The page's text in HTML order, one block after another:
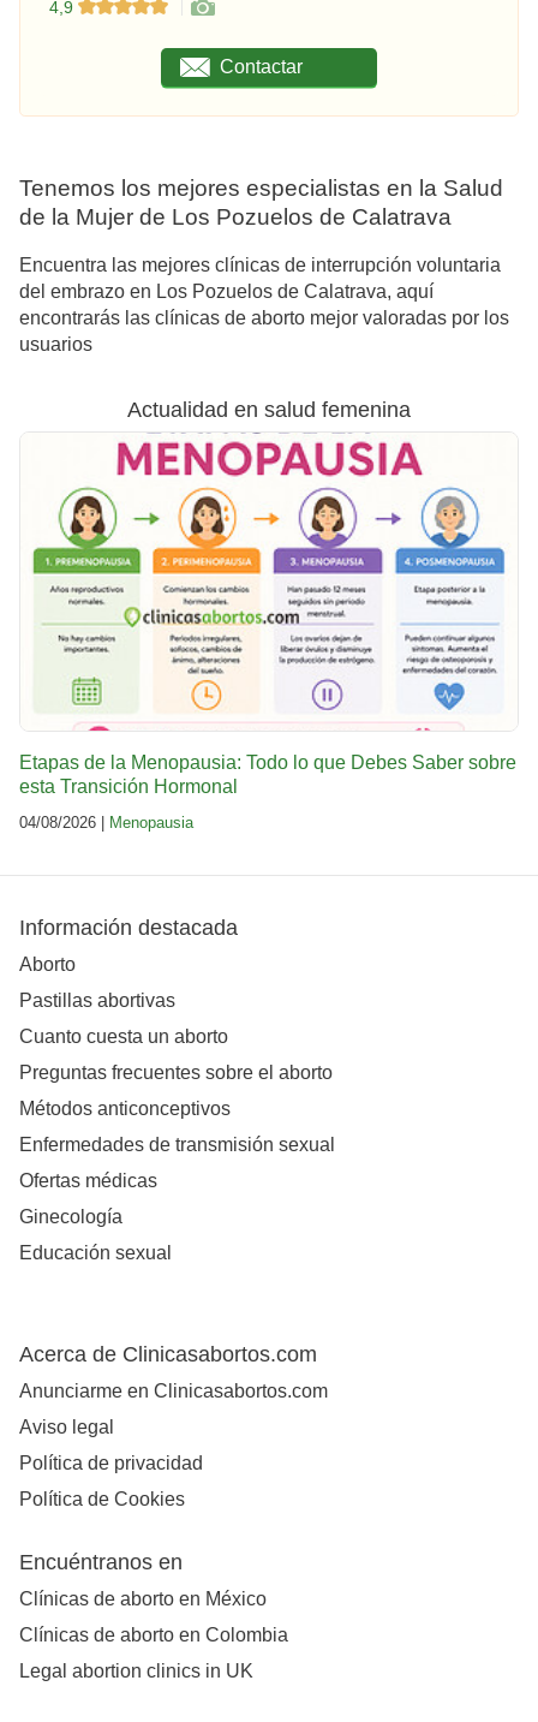
4,9
Contactar
Tenemos los mejores especialistas en la Salud
de la Mujer de Los Pozuelos de Calatrava
Encuentra las mejores clínicas de interrupción voluntaria
del embrazo en Los Pozuelos de Calatrava, aquí
encontrarás las clínicas de aborto mejor valoradas por los
usuarios
Actualidad en salud femenina
Etapas de la Menopausia: Todo lo que Debes Saber sobre
esta Transición Hormonal
04/08/2026 | Menopausia
Información destacada
Aborto
Pastillas abortivas
Cuanto cuesta un aborto
Preguntas frecuentes sobre el aborto
Métodos anticonceptivos
Enfermedades de transmisión sexual
Ofertas médicas
Ginecología
Educación sexual
Acerca de Clinicasabortos.com
Anunciarme en Clinicasabortos.com
Aviso legal
Política de privacidad
Política de Cookies
Encuéntranos en
Clínicas de aborto en México
Clínicas de aborto en Colombia
Legal abortion clinics in UK